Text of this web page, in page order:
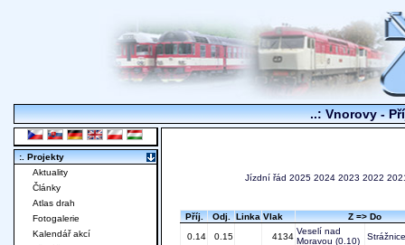
..: Vnorovy -
Jízdní řád 2025 2024 2023 2022
Příj. Odj. Linka Vlak
Z => Do
0.14
0.15 4134
Veselí nad
Moravou (0.10) Strážnice
:. Projekty
Aktuality
Články
Atlas drah
Fotogalerie
Kalendář akcí